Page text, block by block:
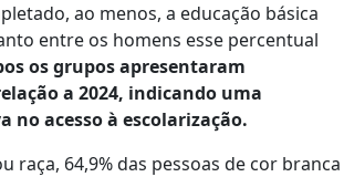
ao menos, a educação básica
entre os homens esse percentual
os grupos apresentaram
a 2024, indicando uma
no acesso à escolarização.
raça, 64,9% das pessoas de cor branca